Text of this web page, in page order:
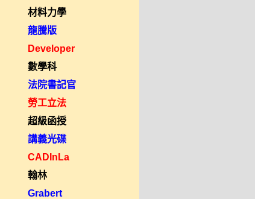
材料力學
龍騰版
Developer
數學科
法院書記官
勞工立法
超級函授
講義光碟
CADInLa
翰林
Grabert